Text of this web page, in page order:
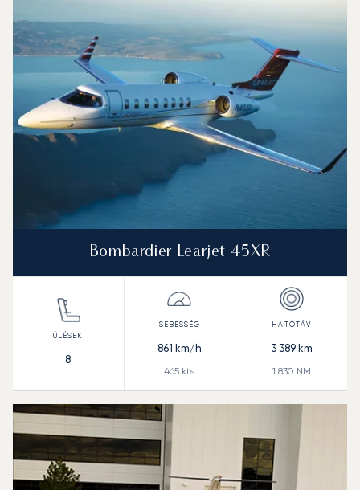
Bombardier Learjet 45XR
8
861 km/h
465 kts
3 389km
1 830 NM